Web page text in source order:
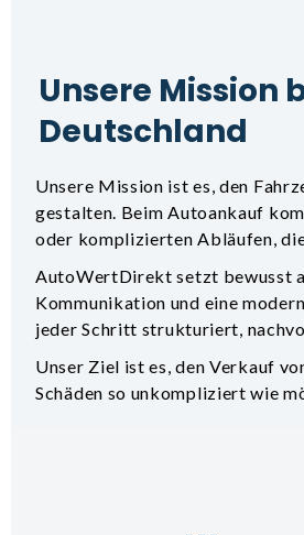
Unsere Mission
Deutschland
Unsere Mission ist es, den
gestalten. Beim Autoankauf
oder komplizierten Abläufen,
AutoWertDirekt setzt bewusst
Kommunikation und eine
jeder Schritt strukturiert,
Unser Ziel ist es, den Verkauf
Schäden so unkompliziert wie